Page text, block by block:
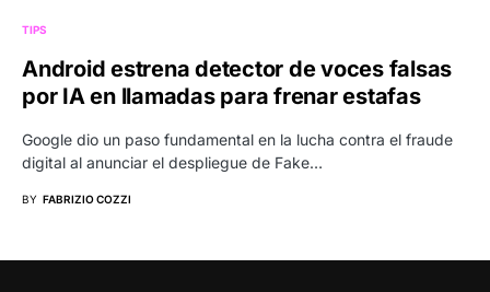
TIPS
Android estrena detector de voces falsas
por IA en llamadas para frenar estafas
Google dio un paso fundamental en la lucha contra el fraude
digital al anunciar el despliegue de Fake…
BY FABRIZIO COZZI